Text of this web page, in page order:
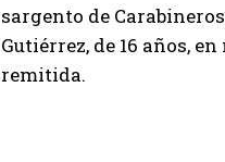
sargento de
Gutiérrez, de 16 años,
remitida.